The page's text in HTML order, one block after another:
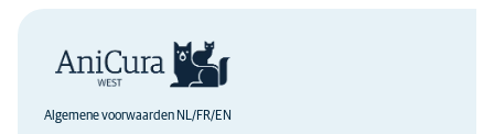
Algemene voorwaarden NL/FR/EN